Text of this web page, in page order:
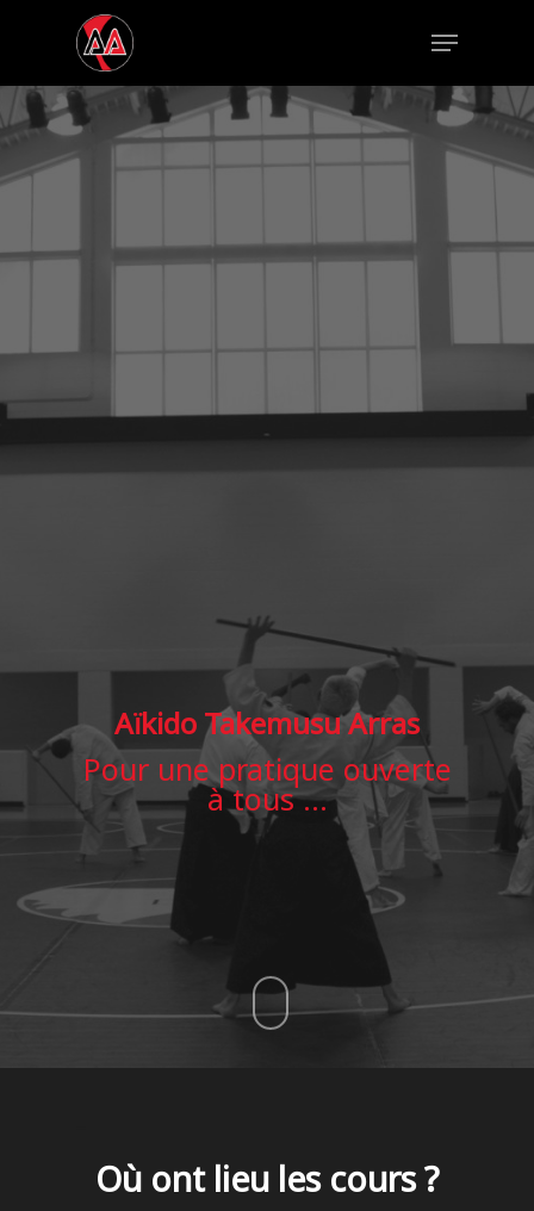
Hit enter to search or ESC to close
Aïkido Takemusu Arras
Pour une pratique ouverte
à tous …
Où ont lieu les cours ?